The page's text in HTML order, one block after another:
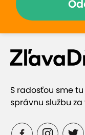
Belianskych
Jazerá –
Stone Galery
Ždiarske
penziónu
S radosťou sme
správnu službu